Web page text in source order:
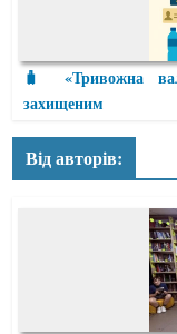
🧳 «Тривожна
захищеним
Від авторів: